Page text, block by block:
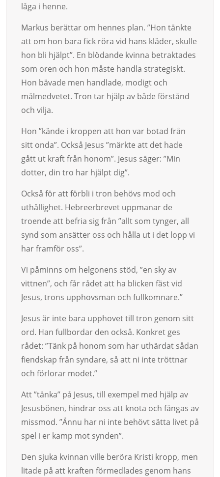
låga i henne.
Mar­kus berättar om hennes plan. ”Hon tänkte
att om hon bara fick röra vid hans kläder, skulle
hon bli hjälpt”. En blödande kvinna betraktades
som oren och hon måste handla strategiskt.
Hon bävade men handlade, modigt och
målmedvetet. Tron tar hjälp av både förstånd
och vilja.
Hon ”kände i kroppen att hon var botad från
sitt onda”. Också Jesus ”märk­­­te att det hade
gått ut kraft från honom”. Jesus säger: ”Min
dotter, din tro har hjälpt dig”.
Också för att förbli i tron behövs mod och
uthållighet. He­breer­brevet uppma­nar de
troende att befria sig från ”allt som tynger, all
synd som ansät­ter oss och hålla ut i det lopp vi
har framför oss”.
Vi påminns om helgonens stöd, ”en sky av
vittnen”, och får rådet att ha blic­ken fäst vid
Jesus, trons upphovsman och full­komnare.”
Jesus är inte bara upphovet till tron genom sitt
ord. Han full­bordar den också. Konkret ges
rådet: ”Tänk på ho­nom som har ut­här­dat sådan
fi­endskap från syndare, så att ni inte tröttnar
och förlorar modet.”
Att ”tänka” på Jesus, till exempel med hjälp av
Jesusbönen, hindrar oss att kno­­­­ta och fångas av
missmod. ”Ännu har ni inte behövt sätta livet på
spel i er kamp mot synden”.
Den sjuka kvinnan ville beröra Kristi kropp, men
litade på att kraften för­med­la­des genom hans